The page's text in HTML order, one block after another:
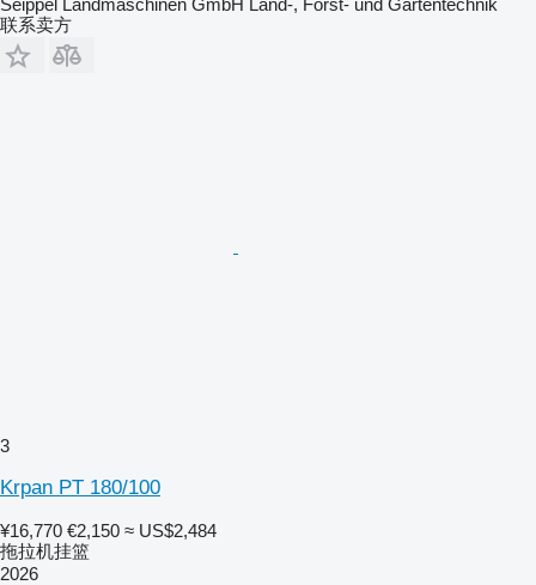
联系卖方
3
Krpan PT 180/100
¥16,770 €2,150 ≈ US$2,484
拖拉机挂篮
2026